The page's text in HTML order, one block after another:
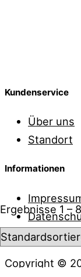
Ergebnisse 1 –
Kundenservice
Über uns
Standort
Informationen
Kontakt
Copyright ©